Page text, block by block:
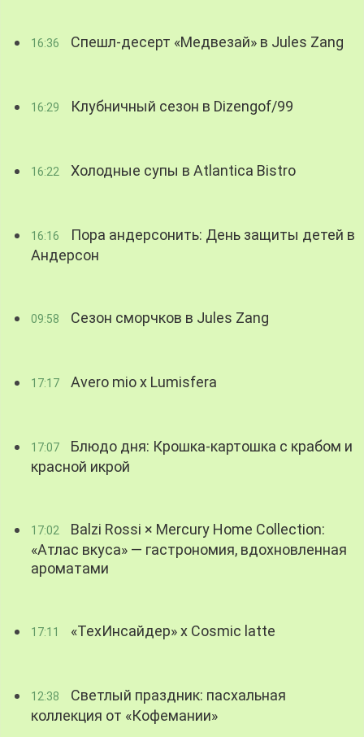
16:36 Спешл-десерт «Медвезай» в Jules Zang
16:29 Клубничный сезон в Dizengof/99
16:22 Холодные супы в Atlantica Bistro
16:16
Пора андерсонить: День защиты детей в
Андерсон
09:58 Сезон сморчков в Jules Zang
17:17 Avero mio x Lumisfera
17:07
Блюдо дня: Крошка-картошка с крабом и
красной икрой
17:02
Balzi Rossi × Mercury Home Collection:
«Атлас вкуса» — гастрономия, вдохновленная
ароматами
17:11 «ТехИнсайдер» х Cosmic latte
12:38
Светлый праздник: пасхальная
коллекция от «Кофемании»